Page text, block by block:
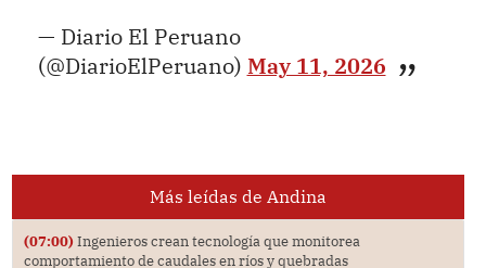
— Diario El Peruano
(@DiarioElPeruano) May 11, 2026
Más leídas de Andina
(07:00) Ingenieros crean tecnología que monitorea
comportamiento de caudales en ríos y quebradas